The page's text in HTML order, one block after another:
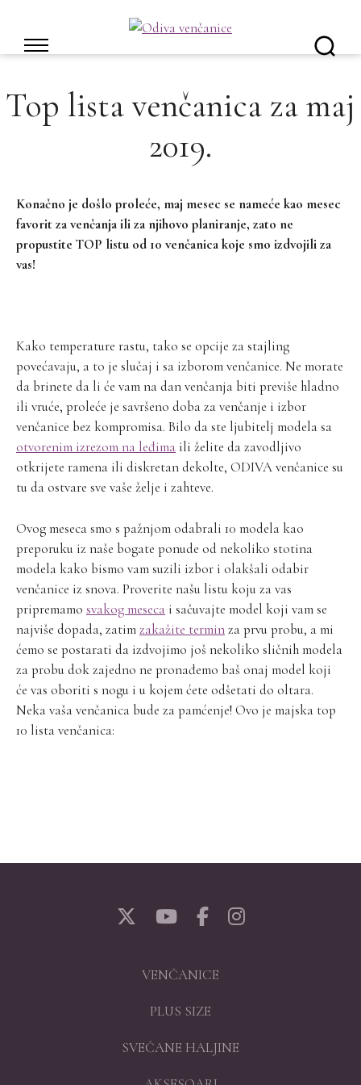
content
Top lista venčanica za maj
2019.
Konačno je došlo proleće, maj mesec se nameće kao mesec
favorit za venčanja ili za njihovo planiranje, zato ne
propustite TOP listu od 10 venčanica koje smo izdvojili za
vas!
Kako temperature rastu, tako se opcije za stajling
povećavaju, a to je slučaj i sa izborom venčanice. Ne morate
da brinete da li će vam na dan venčanja biti previše hladno
ili vruće, proleće je savršeno doba za venčanje i izbor
venčanice bez kompromisa. Bilo da ste ljubitelj modela sa
otvorenim izrezom na leđima ili želite da zavodljivo
otkrijete ramena ili diskretan dekolte, ODIVA venčanice su
tu da ostvare sve vaše želje i zahteve.
Ovog meseca smo s pažnjom odabrali 10 modela kao
preporuku iz naše bogate ponude od nekoliko stotina
modela kako bismo vam suzili izbor i olakšali odabir
venčanice iz snova. Proverite našu listu koju za vas
pripremamo svakog meseca i sačuvajte model koji vam se
najviše dopada, zatimzakažite terminza prvu probu, a mi
ćemo se postarati da izdvojimo još nekoliko sličnih modela
za probu dok zajedno ne pronađemo baš onaj model koji
će vas oboriti s nogu i u kojem ćete odšetati do oltara.
Neka vaša venčanica bude za pamćenje! Ovo je majska top
10 lista venčanica:
VENČANICE
PLUS SIZE
SVEČANE HALJINE